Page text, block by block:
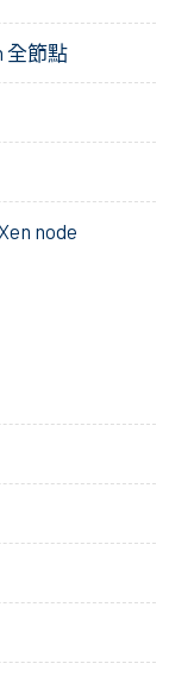
全節點
node